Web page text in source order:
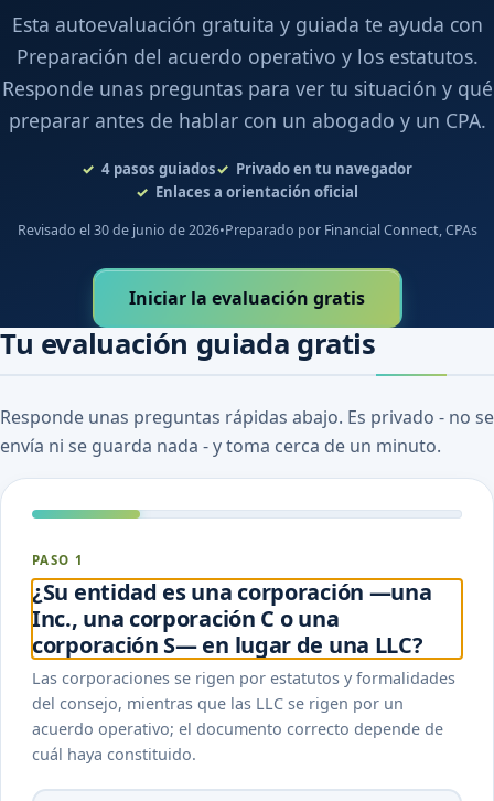
Esta autoevaluación gratuita y guiada te ayuda con
Preparación del acuerdo operativo y los estatutos.
Responde unas preguntas para ver tu situación y qué
preparar antes de hablar con un abogado y un CPA.
4 pasos guiados
Privado en tu navegador
Enlaces a orientación oficial
Revisado el 30 de junio de 2026•Preparado por Financial Connect, CPAs
Iniciar la evaluación gratis
Tu evaluación guiada gratis
Responde unas preguntas rápidas abajo. Es privado - no se
envía ni se guarda nada - y toma cerca de un minuto.
PASO 1
¿Su entidad es una corporación —una
Inc., una corporación C o una
corporación S— en lugar de una LLC?
Las corporaciones se rigen por estatutos y formalidades
del consejo, mientras que las LLC se rigen por un
acuerdo operativo; el documento correcto depende de
cuál haya constituido.